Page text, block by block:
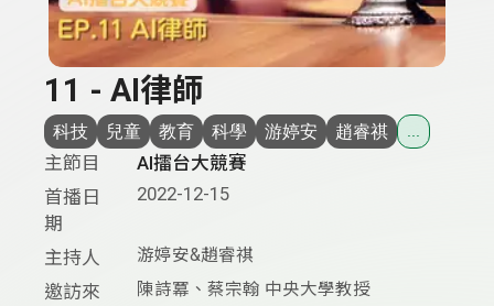
11 - AI律師
科技 兒童 教育 科學 游婷安 趙睿祺 ...
主節目
AI擂台大競賽
首播日
期
2022-12-15
主持人 游婷安&趙睿祺
邀訪來
陳詩冪、蔡宗翰 中央大學教授